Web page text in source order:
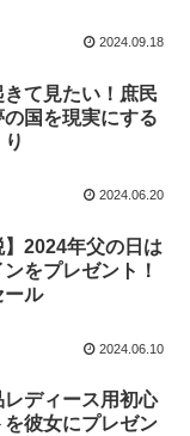
2024.09.18
て見たい！庶民
国を現実にする
2024.06.20
】2024年父の日は
をプレゼント！
ール
2024.06.10
ディース用初心
彼女にプレゼン